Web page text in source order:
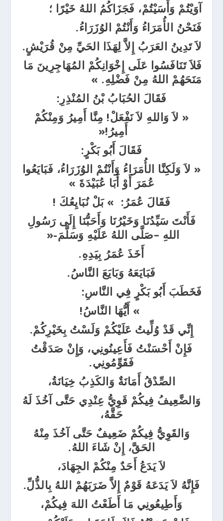
آوَيْتُمْ وَأَسَيْتُمْ، فَجَزَاكُمُ اللهُ خَيْرًا ؛
فَنَحْنُ الأُمَرَاءُ وَأَنْتُمْ الوُزَرَاءُ.
لاَ تَدِينُ العَرَبُ إِلاَّ لِهَذَا الحَيِّ مِنْ قُرَيْشٍ.
فَلاَ تَنَافَسُوا عَلَى إِخْوَانِكُمْ المُهَاجِرِينَ مَا
مَنَحَهُمْ اللهُ مِنْ فَضْلِهِ. »
فَقَالَ الحُبَابُ بْنُ المُنْذِرِ:
« لاَ وَاللهِ لاَ نَفْعَلْ! مِنَّا أَمِيرُ وَمِنْكُمْ
أَمِيرُ !
«
فَقَالَ أَبُو بَكْرٍ:
« لاَ وَلَكِنَّا الأُمَرَاءُ وَأَنْتُمْ الوُزَرَاءُ، فَبَايَعُوا
عُمَرَ أَوْ أَبَا عُبَيْدَةَ »
فَقَالَ عُمَرُ: » بَلْ نُبَايِعُكَ !
فَأَنْتَ سَيِّدُنَا وَخَيْرُنَا وَأَحَبُّنَا إِلَى رَسُولِ
اللهِ –صَلَّى اللهُ عَلَيْهِ وَسَلَّمَ-«
أَخَذَ عُمَرُ بِيَدِهِ.
فَبَايَعَهُ وَبَايَعَ النَّاسُ.
فَخَطَبَ أَبُو بَكْرٍ فِي النَّاسِ:
» أَيُّهَا النَّاسُ!
إِنِّي قَدْ وُلِّيتُ عَلَيْكُمْ وَلَسْتُ بِخَيْرِكُمْ.
فَإِنْ أَحْسَنْتُ فَأَعِينُونِي، وَإِنْ صَدَقْتُ
فَقَوِّمُونِي.
الصِّدْقُ أَمَانَةٌ وَالكَذِبُ خِيَانَةُ،
وَالضَّعِيفُ فِيكُمْ قَوِيُّ عِنْدِي حَتَّى آخُذَ لَهُ
حَقَّهُ،
وَالقَوِيُّ فِيكُمْ ضَعِيفٌ حَتَّى آخُذَ مِنْهُ
الحَقَّ، إِنْ شَاءَ اللهُ.
لاَ يَدَعُ أَحَدٌ مِنْكُمْ الجِهَادَ،
فَإِنَّهُ لاَ يَدَعَهُ قَوْمٌ إِلاَّ ضَرَبَهُمْ اللهُ بِالذُّلِّ.
وَأَطِيعُونِي مَا أَطَعْتُ اللهَ فِيكُمْ،